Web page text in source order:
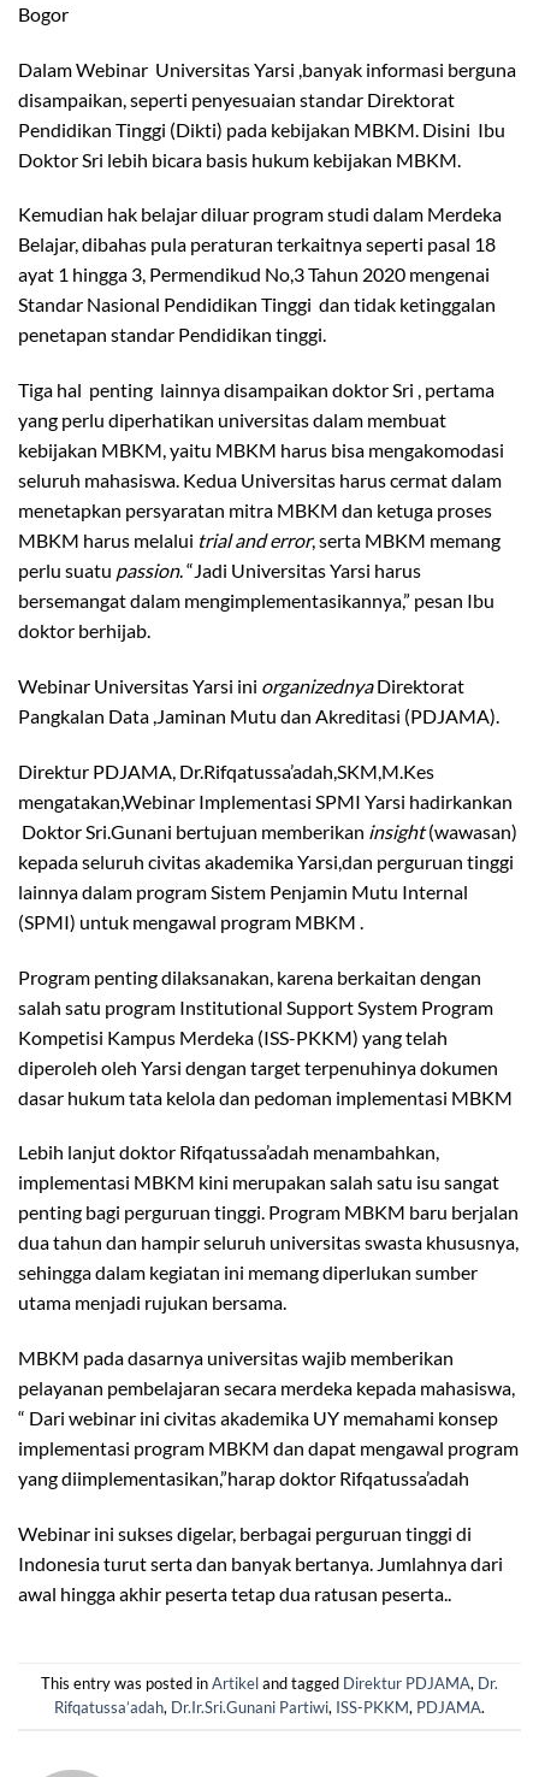
Bogor
Dalam Webinar Universitas Yarsi ,banyak informasi berguna
disampaikan, seperti penyesuaian standar Direktorat
Pendidikan Tinggi (Dikti) pada kebijakan MBKM. Disini Ibu
Doktor Sri lebih bicara basis hukum kebijakan MBKM.
Kemudian hak belajar diluar program studi dalam Merdeka
Belajar, dibahas pula peraturan terkaitnya seperti pasal 18
ayat 1 hingga 3, Permendikud No,3 Tahun 2020 mengenai
Standar Nasional Pendidikan Tinggi dan tidak ketinggalan
penetapan standar Pendidikan tinggi.
Tiga hal penting lainnya disampaikan doktor Sri , pertama
yang perlu diperhatikan universitas dalam membuat
kebijakan MBKM, yaitu MBKM harus bisa mengakomodasi
seluruh mahasiswa. Kedua Universitas harus cermat dalam
menetapkan persyaratan mitra MBKM dan ketuga proses
MBKM harus melalui trial and error, serta MBKM memang
perlu suatu passion. “Jadi Universitas Yarsi harus
bersemangat dalam mengimplementasikannya,” pesan Ibu
doktor berhijab.
Webinar Universitas Yarsi ini organizednyaDirektorat
Pangkalan Data ,Jaminan Mutu dan Akreditasi (PDJAMA).
Direktur PDJAMA, Dr.Rifqatussa’adah,SKM,M.Kes
mengatakan,Webinar Implementasi SPMI Yarsi hadirkankan
Doktor Sri.Gunani bertujuan memberikan insight(wawasan)
kepada seluruh civitas akademika Yarsi,dan perguruan tinggi
lainnya dalam program Sistem Penjamin Mutu Internal
(SPMI) untuk mengawal program MBKM .
Program penting dilaksanakan, karena berkaitan dengan
salah satu program Institutional Support System Program
Kompetisi Kampus Merdeka (ISS-PKKM) yang telah
diperoleh oleh Yarsi dengan target terpenuhinya dokumen
dasar hukum tata kelola dan pedoman implementasi MBKM
Lebih lanjut doktor Rifqatussa’adah menambahkan,
implementasi MBKM kini merupakan salah satu isu sangat
penting bagi perguruan tinggi. Program MBKM baru berjalan
dua tahun dan hampir seluruh universitas swasta khususnya,
sehingga dalam kegiatan ini memang diperlukan sumber
utama menjadi rujukan bersama.
MBKM pada dasarnya universitas wajib memberikan
pelayanan pembelajaran secara merdeka kepada mahasiswa,
“ Dari webinar ini civitas akademika UY memahami konsep
implementasi program MBKM dan dapat mengawal program
yang diimplementasikan,”harap doktor Rifqatussa’adah
Webinar ini sukses digelar, berbagai perguruan tinggi di
Indonesia turut serta dan banyak bertanya. Jumlahnya dari
awal hingga akhir peserta tetap dua ratusan peserta..
This entry was posted inArtikeland tagged Direktur PDJAMA, Dr.
Rifqatussa’adah, Dr.Ir.Sri.Gunani Partiwi, ISS-PKKM, PDJAMA.